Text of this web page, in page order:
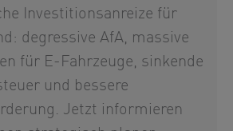
Investitionsanreize für
degressive AfA, massive
für E-Fahrzeuge, sinkende
und bessere
Jetzt informieren